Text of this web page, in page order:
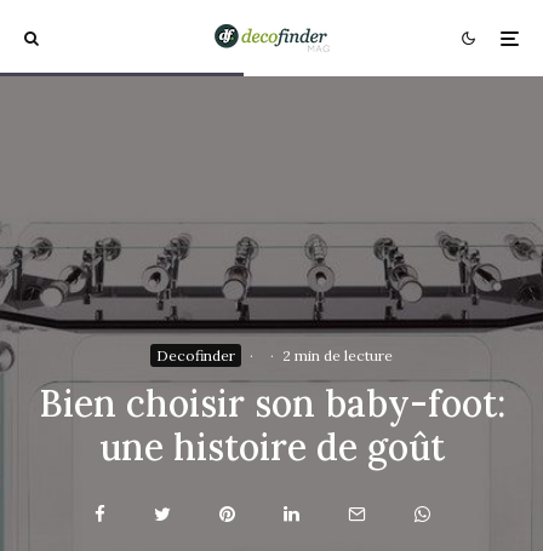
Decofinder · · 2 min de lecture
Bien choisir son baby-foot:
une histoire de goût